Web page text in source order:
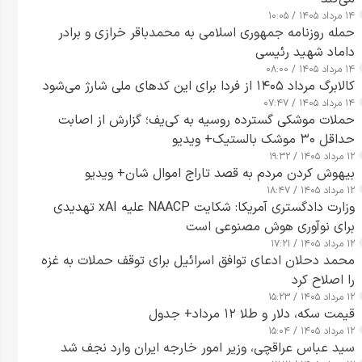
۱۴ مرداد ۱۴۰۵ / ۱۰:۰۵
حمله روزنامه جمهوری اسلامی به محمدباقر خرازی و برادر
داماد شهید رئیسی
۱۴ مرداد ۱۴۰۵ / ۰۸:۰۰
کالابرگ مرداد ۱۴۰۵ از فردا برای این کدهای ملی شارژ می‌شود
۱۴ مرداد ۱۴۰۵ / ۰۷:۴۷
حملات موشکی گسترده روسیه به کی‌یف؛ گزارش از اصابت
حداقل ۳۰ موشک بالستیک+ ویدیو
۱۲ مرداد ۱۴۰۵ / ۱۹:۳۲
بیهوش کردن مردم به قصد تاراج اموال شان+ ویدیو
۱۲ مرداد ۱۴۰۵ / ۱۸:۴۷
وزارت دادگستری آمریکا: شکایت NAACP علیه xAI تهدیدی
برای نوآوری هوش مصنوعی است
۱۲ مرداد ۱۴۰۵ / ۱۷:۲۱
محمد دحلان ادعای توافق اسرائیل برای توقف حملات به غزه
را اصلاح کرد
۱۲ مرداد ۱۴۰۵ / ۱۵:۲۳
قیمت سکه، دلار و طلا ۱۲ مرداد+ جدول
۱۲ مرداد ۱۴۰۵ / ۱۵:۰۴
سید عباس عراقچی، وزیر امور خارجه ایران وارد نجف شد